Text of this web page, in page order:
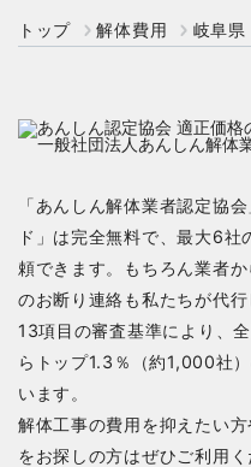
トップ 解体費用 岐阜県
「あんしん解体業者認定協
ド」は完全無料で、最大6
頼できます。もちろん業者
のお断り連絡も私たちが代行
13項目の審査基準により、
らトップ1.3％（約1,000社
います。
解体工事の費用を抑えたい
をお探しの方はぜひご利用く